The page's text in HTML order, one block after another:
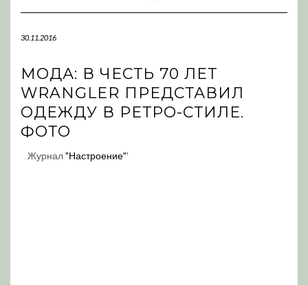
Navigation
30.11.2016
МОДА: В ЧЕСТЬ 70 ЛЕТ
WRANGLER ПРЕДСТАВИЛ
ОДЕЖДУ В РЕТРО-СТИЛЕ.
ФОТО
Журнал"Настроение"'